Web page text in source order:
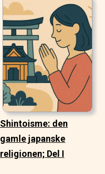
Shintoisme: den
gamle japanske
religionen; Del I